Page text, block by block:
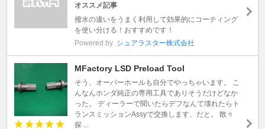
オススメ記事
撥水の違いをうまく利用して効果的にコーティング
を使い分ける！おすすめです！
Powered by シュアラスター株式会社
MFactory LSD Preload Tool
そう、オーバーホールも自分でやっちゃいます。 こ
んなんホンダ純正の専用工具でありそうだけどなか
った。 ディーラーで聞いたらデフなんて壊れたらト
ランスミッションAssyで交換します、だと。 散々
探 ...